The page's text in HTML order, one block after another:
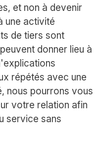
et non à devenir
une activité
de tiers sont
donner lieu à
répétés avec une
nous pourrons vous
votre relation afin
service sans